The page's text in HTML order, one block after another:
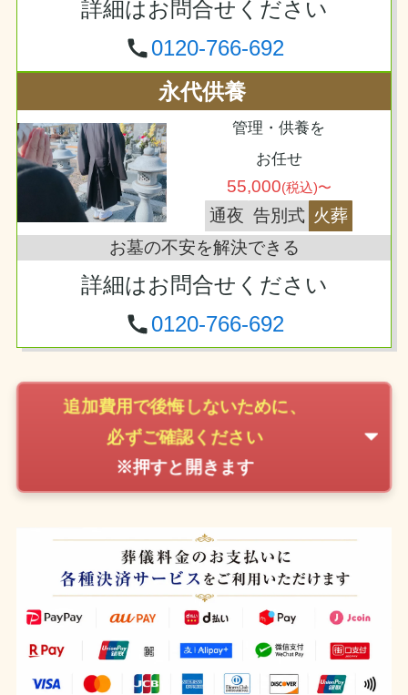
詳細はお問合せください
0120-766-692
永代供養
管理・供養を
お任せ
55,000(税込)〜
通夜 告別式 火葬
お墓の不安を解決できる
詳細はお問合せください
0120-766-692
追加費用で後悔しないために、
必ずご確認ください
※押すと開きます